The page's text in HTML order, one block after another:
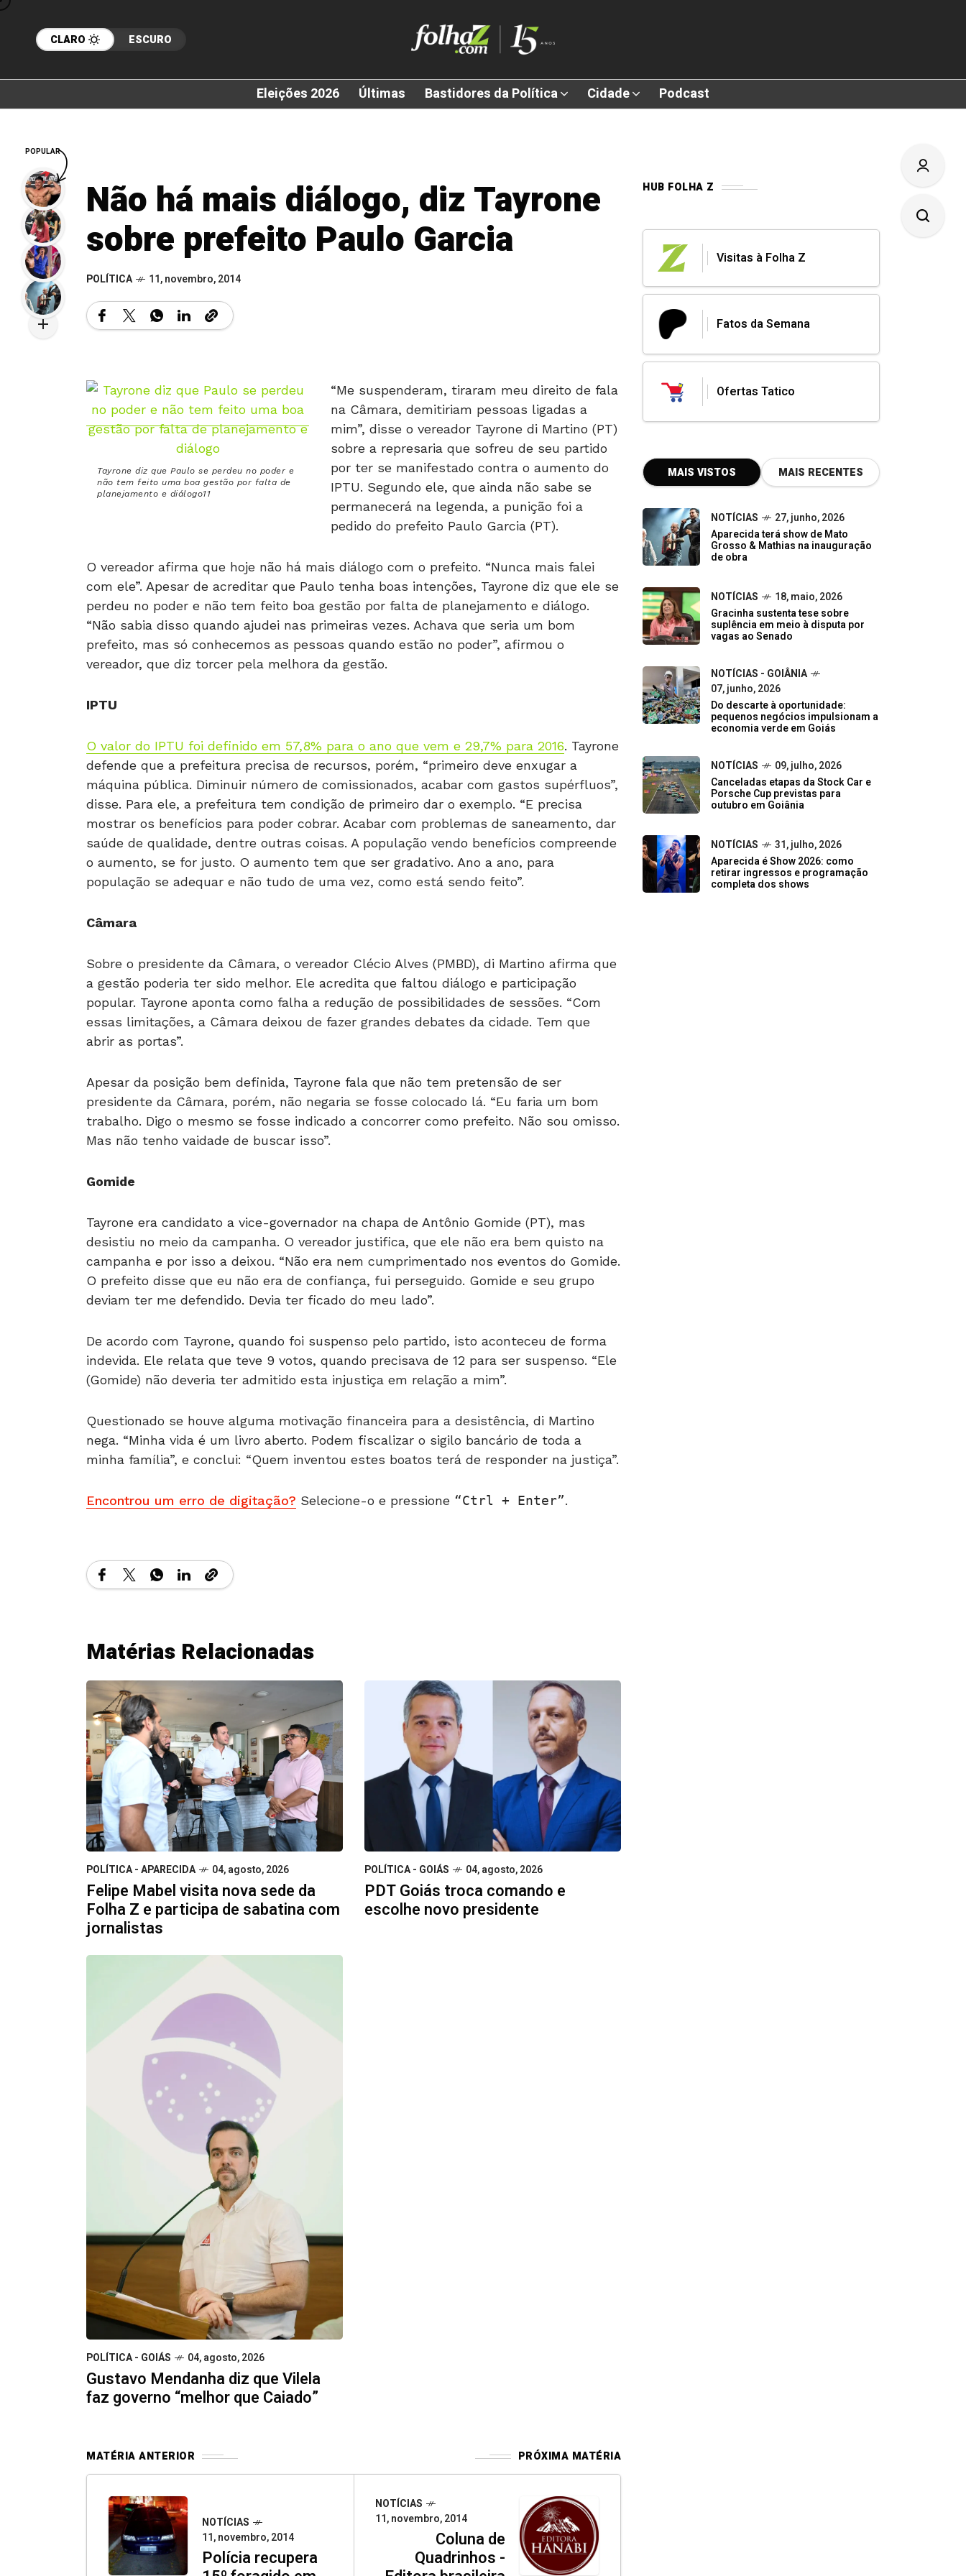
CLARO ESCURO
Eleições 2026 Últimas Bastidores da Política Cidade Podcast
Não há mais diálogo, diz Tayrone
sobre prefeito Paulo Garcia
POLÍTICA 11, novembro, 2014
Tayrone diz que Paulo se perdeu no poder e
não tem feito uma boa gestão por falta de
planejamento e diálogo11
“Me suspenderam, tiraram meu direito de fala
na Câmara, demitiriam pessoas ligadas a
mim”, disse o vereador Tayrone di Martino (PT)
sobre a represaria que sofreu de seu partido
por ter se manifestado contra o aumento do
IPTU. Segundo ele, que ainda não sabe se
permanecerá na legenda, a punição foi a
pedido do prefeito Paulo Garcia (PT).
O vereador afirma que hoje não há mais diálogo com o prefeito. “Nunca mais falei
com ele”. Apesar de acreditar que Paulo tenha boas intenções, Tayrone diz que ele se
perdeu no poder e não tem feito boa gestão por falta de planejamento e diálogo.
“Não sabia disso quando ajudei nas primeiras vezes. Achava que seria um bom
prefeito, mas só conhecemos as pessoas quando estão no poder”, afirmou o
vereador, que diz torcer pela melhora da gestão.
IPTU
O valor do IPTU foi definido em 57,8% para o ano que vem e 29,7% para 2016. Tayrone
defende que a prefeitura precisa de recursos, porém, “primeiro deve enxugar a
máquina pública. Diminuir número de comissionados, acabar com gastos supérfluos”,
disse. Para ele, a prefeitura tem condição de primeiro dar o exemplo. “E precisa
mostrar os benefícios para poder cobrar. Acabar com problemas de saneamento, dar
saúde de qualidade, dentre outras coisas. A população vendo benefícios compreende
o aumento, se for justo. O aumento tem que ser gradativo. Ano a ano, para
população se adequar e não tudo de uma vez, como está sendo feito”.
Câmara
Sobre o presidente da Câmara, o vereador Clécio Alves (PMBD), di Martino afirma que
a gestão poderia ter sido melhor. Ele acredita que faltou diálogo e participação
popular. Tayrone aponta como falha a redução de possibilidades de sessões. “Com
essas limitações, a Câmara deixou de fazer grandes debates da cidade. Tem que
abrir as portas”.
Apesar da posição bem definida, Tayrone fala que não tem pretensão de ser
presidente da Câmara, porém, não negaria se fosse colocado lá. “Eu faria um bom
trabalho. Digo o mesmo se fosse indicado a concorrer como prefeito. Não sou omisso.
Mas não tenho vaidade de buscar isso”.
Gomide
Tayrone era candidato a vice-governador na chapa de Antônio Gomide (PT), mas
desistiu no meio da campanha. O vereador justifica, que ele não era bem quisto na
campanha e por isso a deixou. “Não era nem cumprimentado nos eventos do Gomide.
O prefeito disse que eu não era de confiança, fui perseguido. Gomide e seu grupo
deviam ter me defendido. Devia ter ficado do meu lado”.
De acordo com Tayrone, quando foi suspenso pelo partido, isto aconteceu de forma
indevida. Ele relata que teve 9 votos, quando precisava de 12 para ser suspenso. “Ele
(Gomide) não deveria ter admitido esta injustiça em relação a mim”.
Questionado se houve alguma motivação financeira para a desistência, di Martino
nega. “Minha vida é um livro aberto. Podem fiscalizar o sigilo bancário de toda a
minha família”, e conclui: “Quem inventou estes boatos terá de responder na justiça”.
Encontrou um erro de digitação? Selecione-o e pressione Ctrl + Enter .
Matérias Relacionadas
POLÍTICA - APARECIDA 04, agosto, 2026
Felipe Mabel visita nova sede da
Folha Z e participa de sabatina com
jornalistas
POLÍTICA - GOIÁS 04, agosto, 2026
PDT Goiás troca comando e
escolhe novo presidente
POLÍTICA - GOIÁS 04, agosto, 2026
Gustavo Mendanha diz que Vilela
faz governo “melhor que Caiado”
MATÉRIA ANTERIOR PRÓXIMA MATÉRIA
NOTÍCIAS
11, novembro, 2014
Polícia recupera
NOTÍCIAS
11, novembro, 2014
Coluna de
Quadrinhos -
HUB FOLHA Z
Visitas à Folha Z
Fatos da Semana
Ofertas Tatico
MAIS VISTOS MAIS RECENTES
NOTÍCIAS
27, junho, 2026
Aparecida terá show de Mato
Grosso & Mathias na inauguração
de obra
NOTÍCIAS
18, maio, 2026
Gracinha sustenta tese sobre
suplência em meio à disputa por
vagas ao Senado
NOTÍCIAS - GOIÂNIA
07, junho, 2026
Do descarte à oportunidade:
pequenos negócios impulsionam a
economia verde em Goiás
NOTÍCIAS
09, julho, 2026
Canceladas etapas da Stock Car e
Porsche Cup previstas para
outubro em Goiânia
NOTÍCIAS
31, julho, 2026
Aparecida é Show 2026: como
retirar ingressos e programação
completa dos shows
POPULAR